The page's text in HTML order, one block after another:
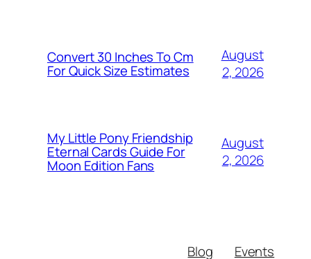
Convert 30 Inches To Cm
For Quick Size Estimates
August
2, 2026
My Little Pony Friendship
Eternal Cards Guide For
Moon Edition Fans
August
2, 2026
Blog Events